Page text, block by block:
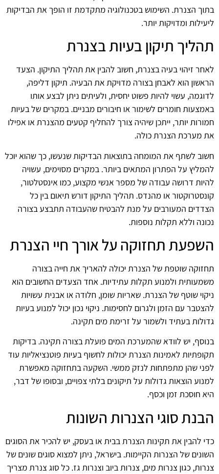
בתוך הצנרת. השימוש בטכנולוגיה מתקדמת זו הופך את הבדיקות
ליעילות ומדויקות יותר.
תהליך תיקון בעיות בצנרת
לאחר זיהוי בעיה בצנרת, חשוב להבין את תהליך התיקון. הצעד
הראשון הוא לאבחן בצורה מדויקת את הבעיה. תיקון דליפה,
לדוגמה, עשוי להיות פשוט יחסית, ולעיתים ניתן לבצע אותו
באמצעות חומרים לשימור או חיבורים מבניים. במקרים של בעיות
חמורות יותר, ייתכן שיהיה צורך להחליף קטעים מהצנרת או אפילו
את מערכת הצנרת כולה.
חשוב לשתף את המומחה בתוצאות הבדיקות שנעשו, כך שהוא יוכל
להמליץ על הפתרון המתאים ביותר. במקרים מסוימים, עשויה
להיות דרושה עבודה של מספר אנשי מקצוע, כמו אינסטלטור,
קונסטרוקטור או מהנדס. תהליך התיקון דורש תיאום בין כל
הצדדים המעורבים על מנת להבטיח שהעבודה תתבצע בצורה
נכונה וללא תקלות נוספות.
השפעת תחזוקה על אורך חיי הצנרת
תחזוקה שוטפת של הצנרת יכולה להאריך את חייה בצורה
משמעותית ולמנוע תקלות עתידיות. אחד הצעדים החשובים הוא
ניקוי שוטף של הצנרת. שאריות שומן, חלודה או אבנית עשויות
להצטבר עם הזמן ולגרום לחסימות. ניקוי נכון יכול למנוע בעיות
גדולות בעתיד ולשמור על זרימת מים תקינה.
בנוסף, יש לוודא שהמערכת המים פועלת בצורה תקינה. בדיקות
תקופתיות לאמינות הצנרת יכולות לחשוף בעיות פוטנציאליות עוד
לפני שהן מתפתחות לנזק ממשי. השקעה בתחזוקה מאפשרת
למנוע הוצאות גדולות על תיקונים בלתי צפויים, ובסופו של דבר,
היא חוסכת זמן וכסף.
הבנת סוגי הצנרות השונות
כדי להבין את תקינות הצנרת בבית או בעסק, יש להכיר את הסוגים
השונים של הצנרות הקיימות. בישראל, ניתן למצוא סוגים שונים של
צנרות, כגון צנרות מים, צנרות ביוב וצנרות גז. כל סוג צנרת מצריך